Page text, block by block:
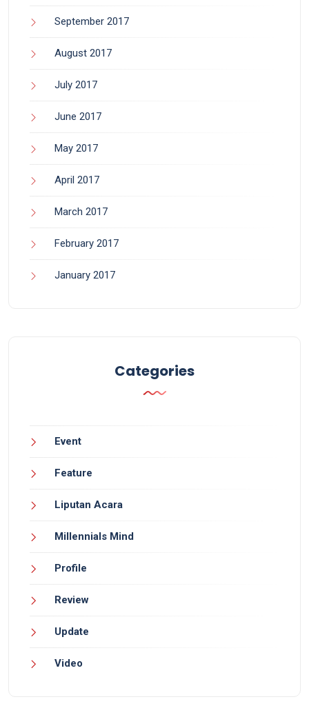
September 2017
August 2017
July 2017
June 2017
May 2017
April 2017
March 2017
February 2017
January 2017
Categories
Event
Feature
Liputan Acara
Millennials Mind
Profile
Review
Update
Video